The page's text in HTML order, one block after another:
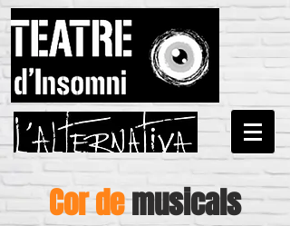
Cor demusicals